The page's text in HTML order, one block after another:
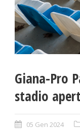
Giana-Pro
stadio
05 Gen 2024